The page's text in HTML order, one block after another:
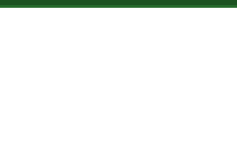
Skip to main content